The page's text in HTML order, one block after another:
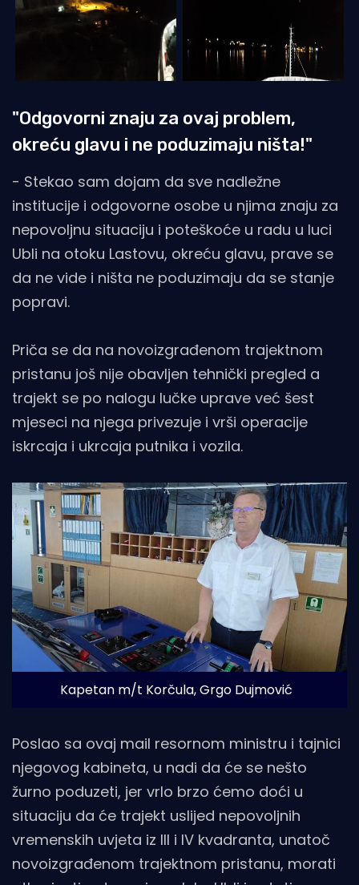
"Odgovorni znaju za ovaj problem,
okreću glavu i ne poduzimaju ništa!"
- Stekao sam dojam da sve nadležne
institucije i odgovorne osobe u njima znaju za
nepovoljnu situaciju i poteškoće u radu u luci
Ubli na otoku Lastovu, okreću glavu, prave se
da ne vide i ništa ne poduzimaju da se stanje
popravi.
Priča se da na novoizgrađenom trajektnom
pristanu još nije obavljen tehnički pregled a
trajekt se po nalogu lučke uprave već šest
mjeseci na njega privezuje i vrši operacije
iskrcaja i ukrcaja putnika i vozila.
Kapetan m/t Korčula, Grgo Dujmović
Poslao sa ovaj mail resornom ministru i tajnici
njegovog kabineta, u nadi da će se nešto
žurno poduzeti, jer vrlo brzo ćemo doći u
situaciju da će trajekt uslijed nepovoljnih
vremenskih uvjeta iz III i IV kvadranta, unatoč
novoizgrađenom trajektnom pristanu, morati